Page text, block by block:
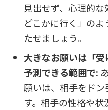
見出せず、心理的
どこかに行く」のよ
たせましょう。
大きなお願いは「
予測できる範囲で:
願いは、相手をド
す。相手の性格や